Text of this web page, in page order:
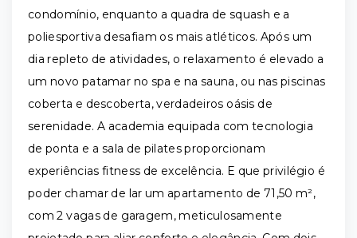
condomínio, enquanto a quadra de squash e a
poliesportiva desafiam os mais atléticos. Após um
dia repleto de atividades, o relaxamento é elevado a
um novo patamar no spa e na sauna, ou nas piscinas
coberta e descoberta, verdadeiros oásis de
serenidade. A academia equipada com tecnologia
de ponta e a sala de pilates proporcionam
experiências fitness de excelência. E que privilégio é
poder chamar de lar um apartamento de 71,50 m²,
com 2 vagas de garagem, meticulosamente